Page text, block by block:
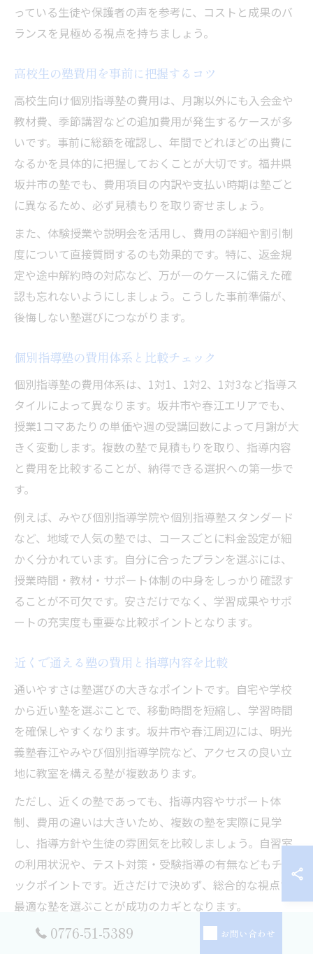
っている生徒や保護者の声を参考に、コストと成果のバ
ランスを見極める視点を持ちましょう。
高校生の塾費用を事前に把握するコツ
高校生向け個別指導塾の費用は、月謝以外にも入会金や
教材費、季節講習などの追加費用が発生するケースが多
いです。事前に総額を確認し、年間でどれほどの出費に
なるかを具体的に把握しておくことが大切です。福井県
坂井市の塾でも、費用項目の内訳や支払い時期は塾ごと
に異なるため、必ず見積もりを取り寄せましょう。
また、体験授業や説明会を活用し、費用の詳細や割引制
度について直接質問するのも効果的です。特に、返金規
定や途中解約時の対応など、万が一のケースに備えた確
認も忘れないようにしましょう。こうした事前準備が、
後悔しない塾選びにつながります。
個別指導塾の費用体系と比較チェック
個別指導塾の費用体系は、1対1、1対2、1対3など指導ス
タイルによって異なります。坂井市や春江エリアでも、
授業1コマあたりの単価や週の受講回数によって月謝が大
きく変動します。複数の塾で見積もりを取り、指導内容
と費用を比較することが、納得できる選択への第一歩で
す。
例えば、みやび個別指導学院や個別指導塾スタンダード
など、地域で人気の塾では、コースごとに料金設定が細
かく分かれています。自分に合ったプランを選ぶには、
授業時間・教材・サポート体制の中身をしっかり確認す
ることが不可欠です。安さだけでなく、学習成果やサポ
ートの充実度も重要な比較ポイントとなります。
近くで通える塾の費用と指導内容を比較
通いやすさは塾選びの大きなポイントです。自宅や学校
から近い塾を選ぶことで、移動時間を短縮し、学習時間
を確保しやすくなります。坂井市や春江周辺には、明光
義塾春江やみやび個別指導学院など、アクセスの良い立
地に教室を構える塾が複数あります。
ただし、近くの塾であっても、指導内容やサポート体
制、費用の違いは大きいため、複数の塾を実際に見学
し、指導方針や生徒の雰囲気を比較しましょう。自習室
の利用状況や、テスト対策・受験指導の有無などもチェ
ックポイントです。近さだけで決めず、総合的な視点で
最適な塾を選ぶことが成功のカギとなります。
0776-51-5389 お問い合わせ